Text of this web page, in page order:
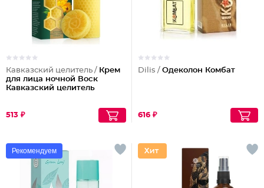
Кавказский целитель / Крем
для лица ночной Воск
Кавказский целитель
513 ₽
Dilis / Одеколон Комбат
616 ₽
Рекомендуем